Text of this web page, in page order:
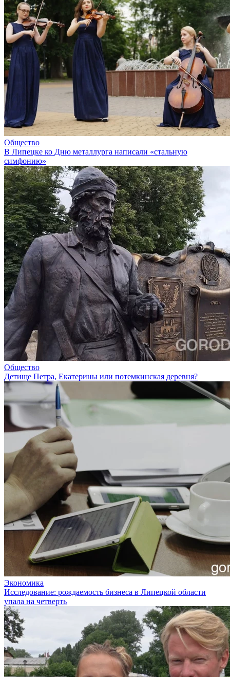
Общество
В Липецке ко Дню металлурга написали «стальную
симфонию»
Общество
Детище Петра, Екатерины или потемкинская деревня?
Экономика
Исследование: рождаемость бизнеса в Липецкой области
упала на четверть